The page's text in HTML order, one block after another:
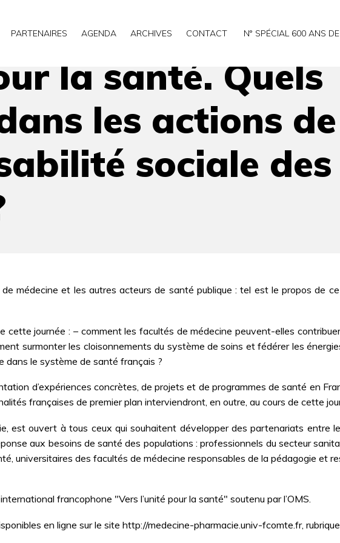
PARTENAIRES AGENDA ARCHIVES CONTACT N° SPÉCIAL 600 ANS DE
partenariats dans les actions de santé, quelle responsabilité sociale des
la santé. Quels
les actions
sociale
médecine et les autres acteurs de santé publique : tel est le propos de ce
cette journée : – comment les facultés de médecine peuvent-elles
surmonter les cloisonnements du système de soins et fédérer les
dans le système de santé français ?
d’expériences concrètes, de projets et de programmes de santé en
françaises de premier plan interviendront, en outre, au cours de cette
est ouvert à tous ceux qui souhaitent développer des partenariats entre
aux besoins de santé des populations : professionnels du secteur
universitaires des facultés de médecine responsables de la pédagogie et
francophone "Vers l’unité pour la santé" soutenu par l’OMS.
en ligne sur le site http://medecine-pharmacie.univ-fcomte.fr,